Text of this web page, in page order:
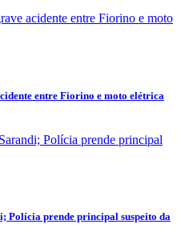
entre Fiorino e moto elétrica
Polícia prende principal suspeito da